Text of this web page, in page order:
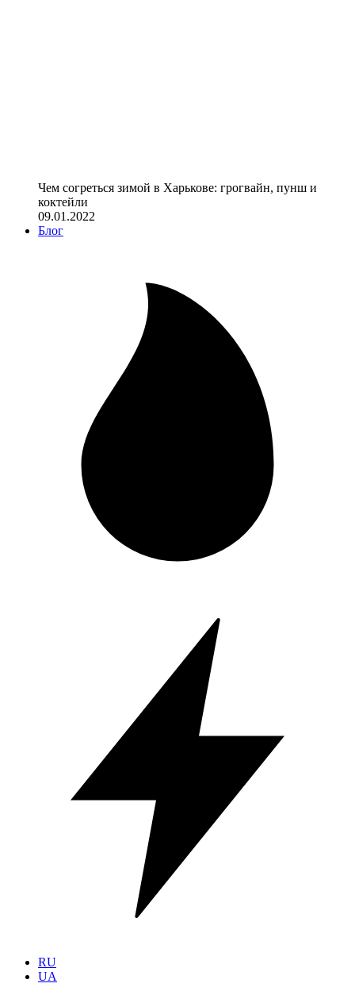
Чем согреться зимой в Харькове: грогвайн, пунш и
коктейли
09.01.2022
Блог
RU
UA